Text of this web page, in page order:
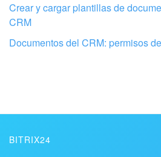
locales
Crear y cargar plantillas de
CRM
Documentos del CRM: permisos
BITRIX24